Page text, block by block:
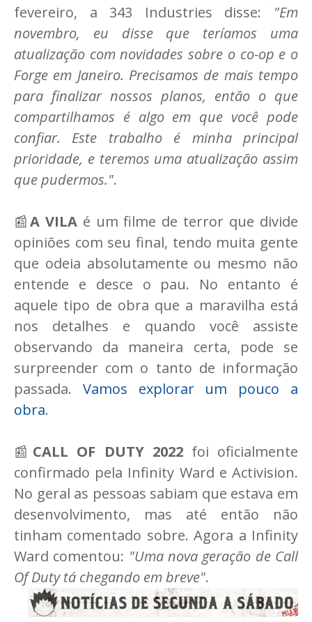
fevereiro, a 343 Industries disse: "Em
novembro, eu disse que teríamos uma
atualização com novidades sobre o co-op e o
Forge em Janeiro. Precisamos de mais tempo
para finalizar nossos planos, então o que
compartilhamos é algo em que você pode
confiar. Este trabalho é minha principal
prioridade, e teremos uma atualização assim
que pudermos.".
📰A VILAé um filme de terror que divide
opiniões com seu final, tendo muita gente
que odeia absolutamente ou mesmo não
entende e desce o pau. No entanto é
aquele tipo de obra que a maravilha está
nos detalhes e quando você assiste
observando da maneira certa, pode se
surpreender com o tanto de informação
passada. Vamos explorar um pouco a
obra.
📰 CALL OF DUTY 2022foi oficialmente
confirmado pela Infinity Ward e Activision.
No geral as pessoas sabiam que estava em
desenvolvimento, mas até então não
tinham comentado sobre. Agora a Infinity
Ward comentou: "Uma nova geração de Call
Of Duty tá chegando em breve".